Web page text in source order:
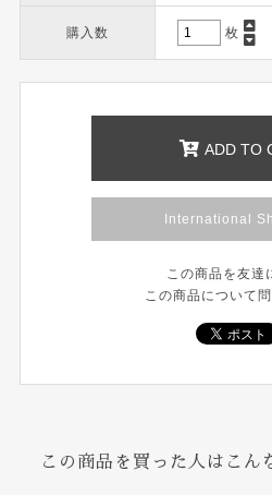
購入数 枚
ADD TO
International
この商品を友達
この商品について
この商品を買った人はこん